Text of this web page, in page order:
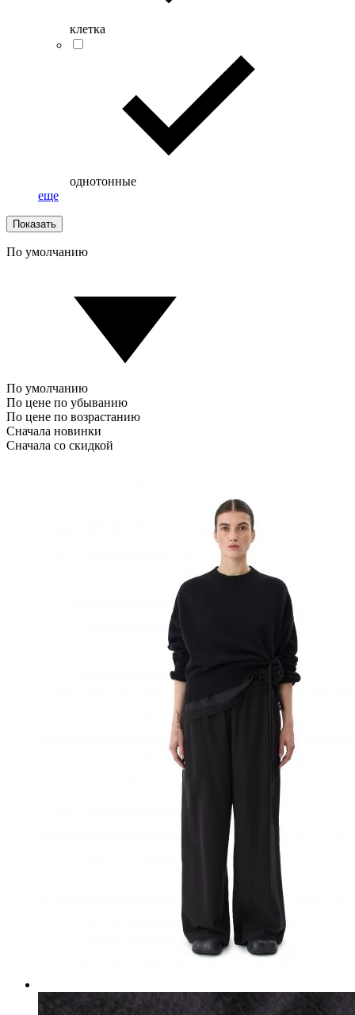
клетка
однотонные
еще
Показать
По умолчанию
По умолчанию
По цене по убыванию
По цене по возрастанию
Сначала новинки
Сначала со скидкой